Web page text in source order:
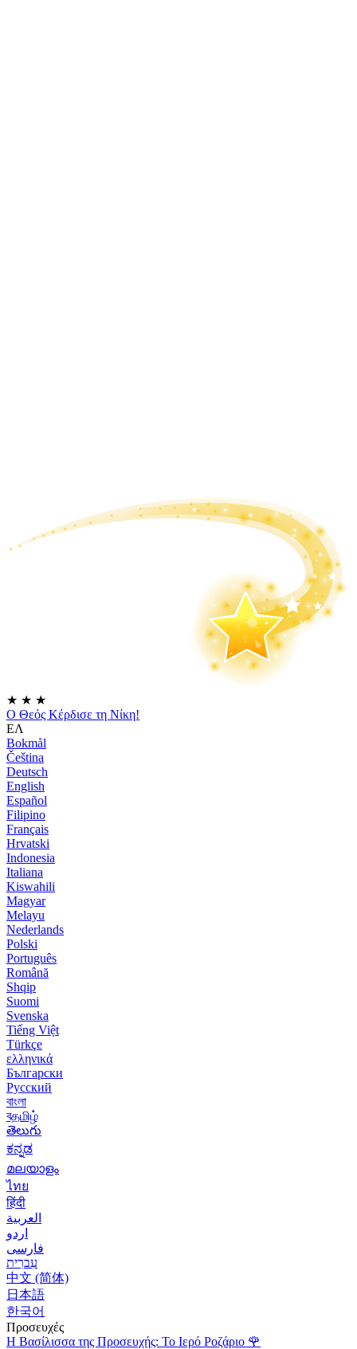
★ ★ ★
Ο Θεός Κέρδισε τη Νίκη!
ΕΛ
Bokmål
Čeština
Deutsch
English
Español
Filipino
Français
Hrvatski
Indonesia
Italiana
Kiswahili
Magyar
Melayu
Nederlands
Polski
Português
Română
Shqip
Suomi
Svenska
Tiếng Việt
Türkçe
ελληνικά
Български
Русский
বাংলা
বதமிழ்
తెలుగు
ಕನ್ನಡ
മലയാളം
ไทย
हिंदी
العربية
اردو
فارسی
עִברִית
中文 (简体)
日本語
한국어
Προσευχές
Η Βασίλισσα της Προσευχής: Το Ιερό Ροζάριο 🌹